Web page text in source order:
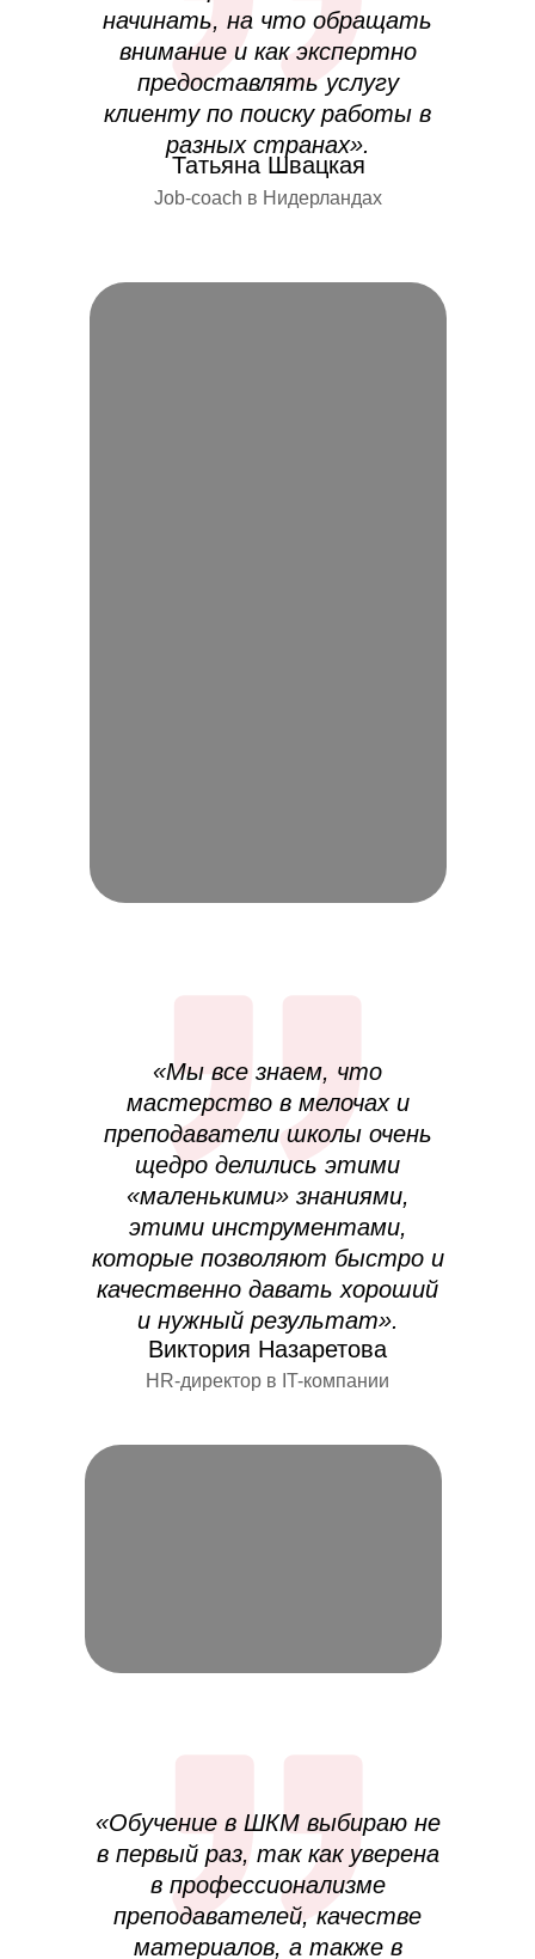
Татьяна Швацкая
Виктория Назаретова
Job-coach в Нидерландах
HR-директор в IT-компании
начинать, на что обращать
внимание и как экспертно
предоставлять услугу
клиенту по поиску работы в
разных странах».
«Мы все знаем, что
мастерство в мелочах и
преподаватели школы очень
щедро делились этими
«маленькими» знаниями,
этими инструментами,
которые позволяют быстро и
качественно давать хороший
и нужный результат».
«Обучение в ШКМ выбираю не
в первый раз, так как уверена
в профессионализме
преподавателей, качестве
материалов, а также в